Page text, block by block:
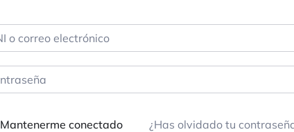
Mantenerme conectado ¿Has olvidado tu